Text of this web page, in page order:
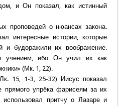
и Он показал, как истинный
проповедей о нюансах закона.
интересные истории, которые
и будоражили их воображение.
учением, ибо Он учил их как
(Мк. 1, 22).
15, 1-3, 25-32) Иисус показал
прямого упрёка фарисеям за их
притчу о Лазаре и